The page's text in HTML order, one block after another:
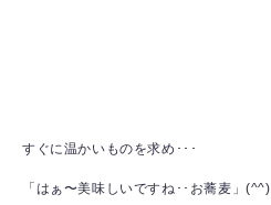
すぐに温かいものを求め･･･
「はぁ〜美味しいですね･･お蕎麦」(^^)